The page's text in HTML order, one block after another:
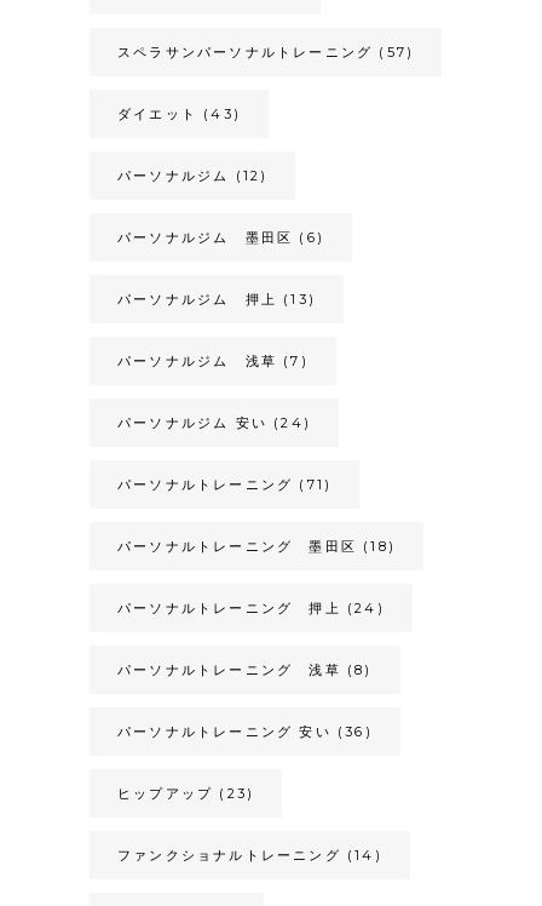
スペラサンパーソナルトレーニング (57)
ダイエット (43)
パーソナルジム (12)
パーソナルジム 墨田区 (6)
パーソナルジム 押上 (13)
パーソナルジム 浅草 (7)
パーソナルジム 安い (24)
パーソナルトレーニング (71)
パーソナルトレーニング 墨田区 (18)
パーソナルトレーニング 押上 (24)
パーソナルトレーニング 浅草 (8)
パーソナルトレーニング 安い (36)
ヒップアップ (23)
ファンクショナルトレーニング (14)